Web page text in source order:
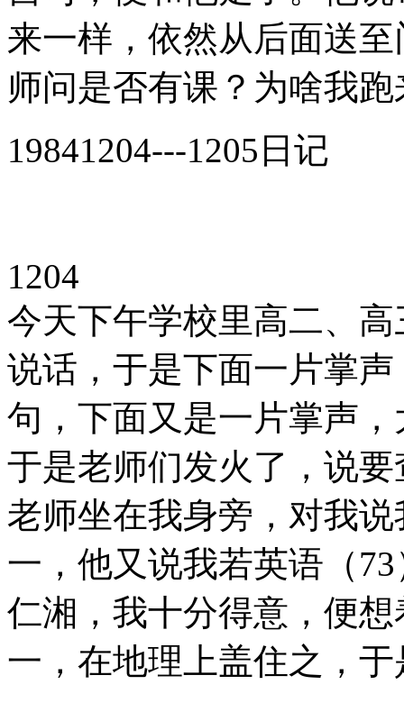
来一样，依然从后面送
师问是否有课？为啥我
19841204---1205日记
1204
今天下午学校里高二、
说话，于是下面一片掌
句，下面又是一片掌声
于是老师们发火了，说
老师坐在我身旁，对我
一，他又说我若英语（
仁湘，我十分得意，便
一，在地理上盖住之，